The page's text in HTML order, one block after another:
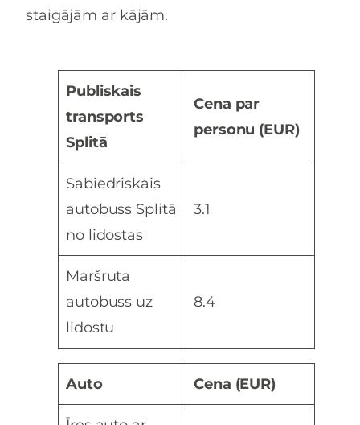
staigājām ar kājām.
Publiskais
transports
Splitā
Cena par
personu (EUR)
Sabiedriskais
autobuss Splitā
no lidostas
3.1
Maršruta
autobuss uz
lidostu
8.4
Auto Cena (EUR)